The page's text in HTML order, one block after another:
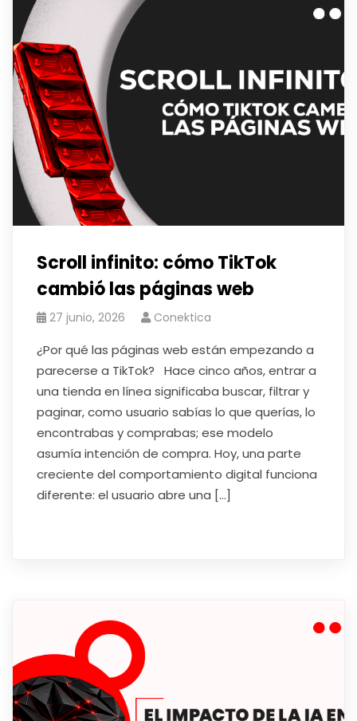
Scroll infinito: cómo TikTok
cambió las páginas web
27 junio, 2026 Conektica
¿Por qué las páginas web están empezando a
parecerse a TikTok? Hace cinco años, entrar a
una tienda en línea significaba buscar, filtrar y
paginar, como usuario sabías lo que querías, lo
encontrabas y comprabas; ese modelo
asumía intención de compra. Hoy, una parte
creciente del comportamiento digital funciona
diferente: el usuario abre una […]